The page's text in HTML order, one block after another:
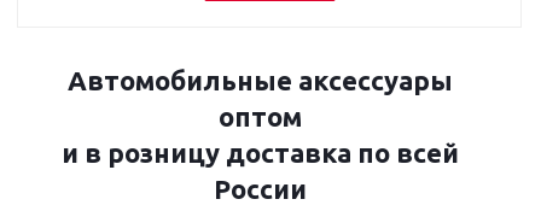
Автомобильные аксессуары
оптом
и в розницу доставка по всей
России